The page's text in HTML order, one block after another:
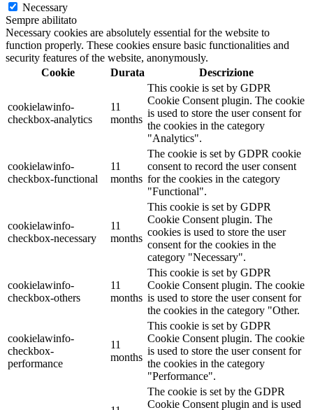
Necessary
Sempre abilitato
Necessary cookies are absolutely essential for the website to
function properly. These cookies ensure basic functionalities and
security features of the website, anonymously.
Cookie
Durata Descrizione
cookielawinfo-
checkbox-analytics
11
months
This cookie is set by GDPR
Cookie Consent plugin. The cookie
is used to store the user consent for
the cookies in the category
"Analytics".
cookielawinfo-
checkbox-functional
11
months
The cookie is set by GDPR cookie
consent to record the user consent
for the cookies in the category
"Functional".
cookielawinfo-
checkbox-necessary
11
months
This cookie is set by GDPR
Cookie Consent plugin. The
cookies is used to store the user
consent for the cookies in the
category "Necessary".
cookielawinfo-
checkbox-others
11
months
This cookie is set by GDPR
Cookie Consent plugin. The cookie
is used to store the user consent for
the cookies in the category "Other.
cookielawinfo-
checkbox-
performance
11
months
This cookie is set by GDPR
Cookie Consent plugin. The cookie
is used to store the user consent for
the cookies in the category
"Performance".
The cookie is set by the GDPR
Cookie Consent plugin and is used